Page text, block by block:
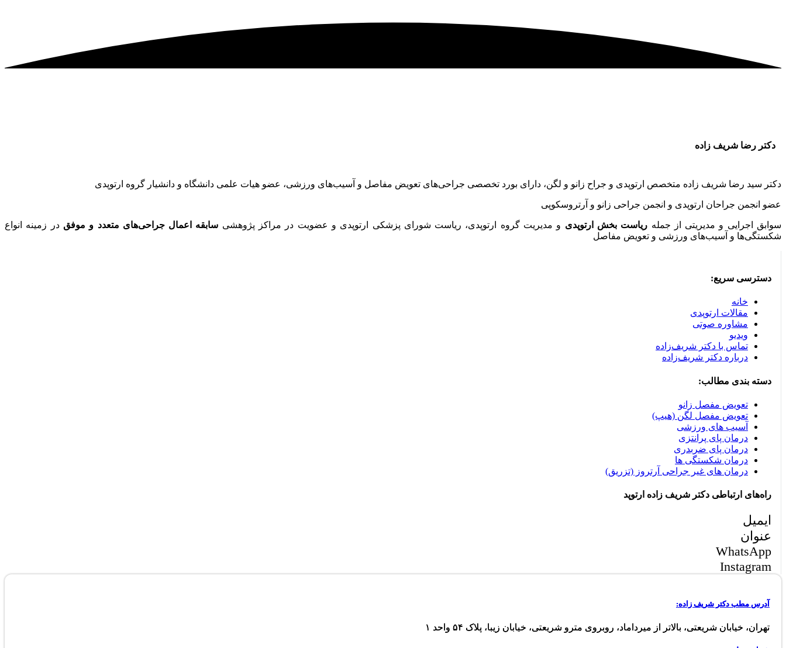
دکتر رضا شریف زاده
دکتر سید رضا شریف زاده متخصص ارتوپدی و جراح زانو و لگن، دارای بورد تخصصی جراحی‌های تعویض مفاصل و آسیب‌های ورزشی، عضو هیات علمی دانشگاه و دانشیار گروه ارتوپدی
عضو انجمن جراحان ارتوپدی و انجمن جراحی زانو و آرتروسکوپی
سوابق اجرایی و مدیریتی از جمله ریاست بخش ارتوپدی و مدیریت گروه ارتوپدی، ریاست شورای پزشکی ارتوپدی و عضویت در مراکز پژوهشی سابقه اعمال جراحی‌های متعدد و موفق در زمینه انواع
شکستگی‌ها و آسیب‌های ورزشی و تعویض مفاصل
دسترسی سریع:
خانه
مقالات ارتوپدی
مشاوره صوتی
ویدیو
تماس با دکتر شریف‌زاده
درباره دکتر شریف‌زاده
دسته بندی مطالب:
تعویض مفصل زانو
تعویض مفصل لگن (هیپ)
آسیب های ورزشی
درمان پای پرانتزی
درمان پای ضربدری
درمان شکستگی ها
درمان های غیر جراحی آرتروز (تزریق)
راه‌های ارتباطی دکتر شریف زاده ارتوپد
ایمیل
عنوان
WhatsApp
Instagram
آدرس مطب دکتر شریف زاده:
تهران، خیابان شریعتی، بالاتر از میرداماد، روبروی مترو شریعتی، خیابان زیبا، پلاک ۵۴ واحد ۱